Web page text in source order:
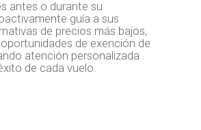
antes o durante su
guía a sus
de precios más bajos,
de exención de
atención personalizada
de cada vuelo.